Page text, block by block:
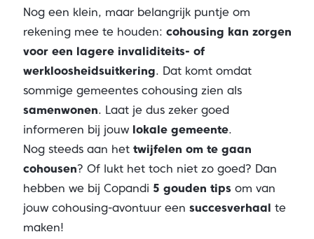
Nog een klein, maar belangrijk puntje om
rekening mee te houden: cohousing kan zorgen
voor een lagere invaliditeits- of
werkloosheidsuitkering. Dat komt omdat
sommige gemeentes cohousing zien als
samenwonen. Laat je dus zeker goed
informeren bij jouw lokale gemeente.
Nog steeds aan het twijfelen om te gaan
cohousen? Of lukt het toch niet zo goed? Dan
hebben we bij Copandi 5 gouden tipsom van
jouw cohousing-avontuur een succesverhaal te
maken!